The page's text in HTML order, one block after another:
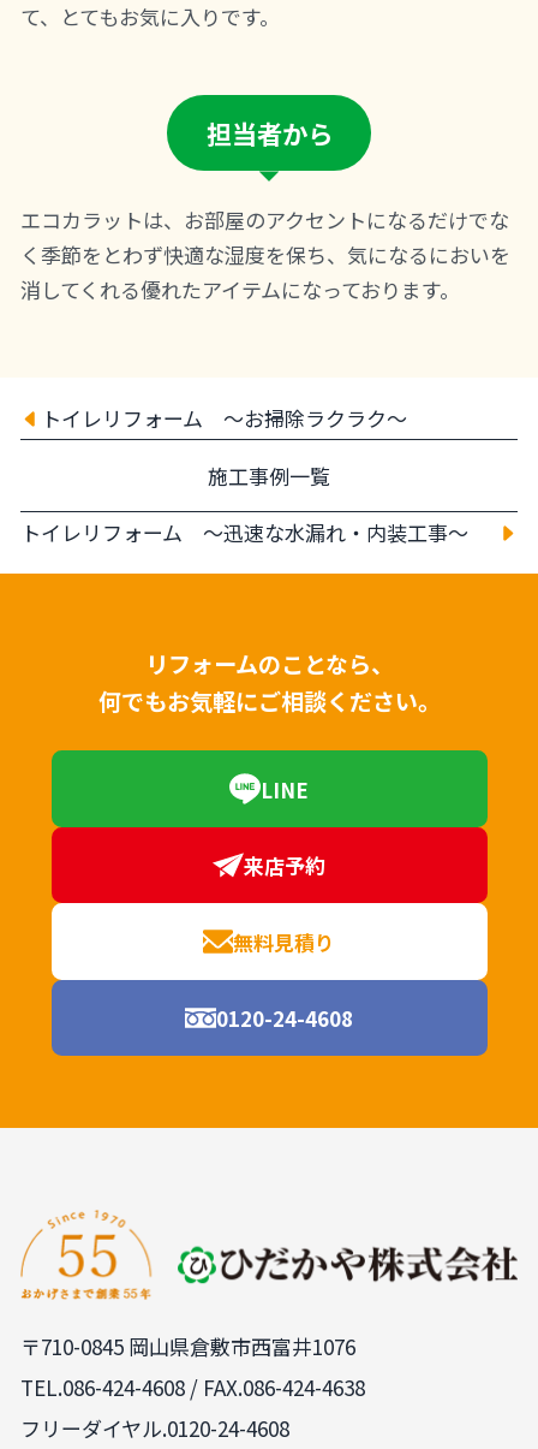
て、とてもお気に入りです。
担当者から
エコカラットは、お部屋のアクセントになるだけでな
く季節をとわず快適な湿度を保ち、気になるにおいを
消してくれる優れたアイテムになっております。
トイレリフォーム ～お掃除ラクラク～
施工事例一覧
トイレリフォーム ～迅速な水漏れ・内装工事～
リフォームのことなら、
何でもお気軽にご相談ください。
LINE
来店予約
無料見積り
0120-24-4608
〒710-0845 岡山県倉敷市西富井1076
TEL.086-424-4608 / FAX.086-424-4638
フリーダイヤル.0120-24-4608